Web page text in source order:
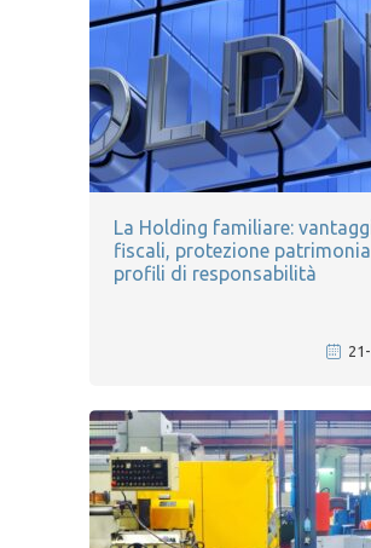
La Holding familiare:
fiscali, protezione
profili di responsabilità